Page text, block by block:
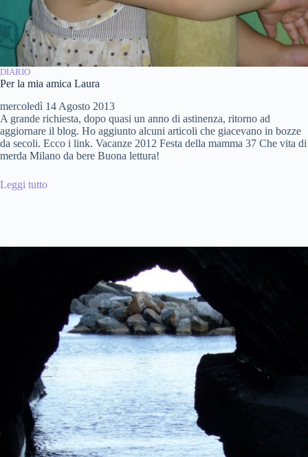
DIARIO
Per la mia amica Laura
mercoledì 14 Agosto 2013
A grande richiesta, dopo quasi un anno di astinenza, ritorno ad
aggiornare il blog. Ho aggiunto alcuni articoli che giacevano in bozze
da secoli. Ecco i link. Vacanze 2012 Festa della mamma 37 Che vita di
merda Milano da bere Buona lettura!
Leggi tutto